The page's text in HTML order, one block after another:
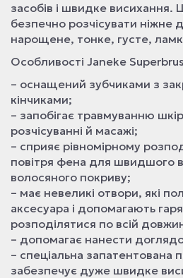
засобів і швидке
безпечно розчісувати ніжне
нарощене, тонке, густе,
Особливості Janeke
– оснащений зубчиками з
кінчиками;
– запобігає травмуванню
розчісуванні й масажі;
– сприяє рівномірному
повітря фена для швидшого
волосяного покриву;
– має невеликі отвори, які
аксесуара і допомагають
розподілятися по всій
– допомагає нанести
– спеціальна запатентована
забезпечує дуже швидке